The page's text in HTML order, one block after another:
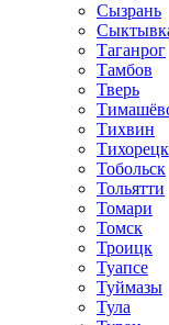
Сызрань
Таганрог
Тамбов
Тверь
Тихвин
Тихорецк
Тобольск
Тольятти
Томари
Томск
Троицк
Туапсе
Туймазы
Тула